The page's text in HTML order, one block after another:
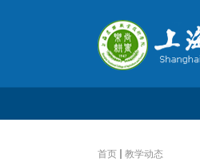
首页 教学动态